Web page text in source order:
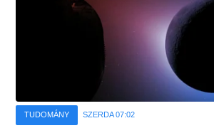
TUDOMÁNY SZERDA 07:02